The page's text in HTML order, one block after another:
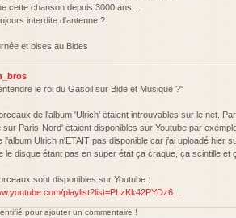
cette chanson depuis 3000 ans…
interdite d'antenne ?
et bises au Bides
le roi du Gasoil sur Bide et Musique ?"
de l'album 'Ulrich' étaient introuvables sur le net.
sur Paris-Nord' étaient disponibles sur Youtube par
l'album Ulrich n'ETAIT pas disponible car j'ai uploadé hier
le disque étant pas en super état ça craque, ça scintille et
sont disponibles sur Youtube :
playlist?list=PLzKk42PYDz6…
pour ajouter un commentaire !